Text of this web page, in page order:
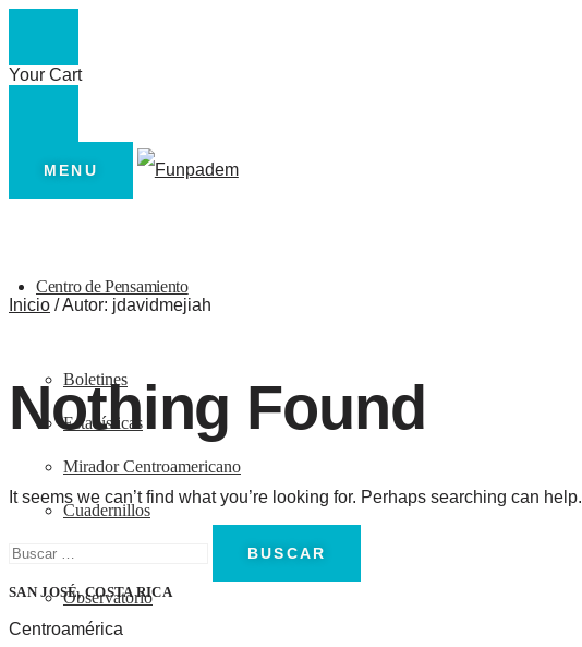
Your Cart
MENU
Centro de Pensamiento
Boletines
Estadísticas
Mirador Centroamericano
Cuadernillos
Publicaciones
Observatorio
Inicio /Autor: jdavidmejiah
Nothing Found
It seems we can’t find what you’re looking for. Perhaps searching can help.
SAN JOSÉ, COSTA RICA
Centroamérica